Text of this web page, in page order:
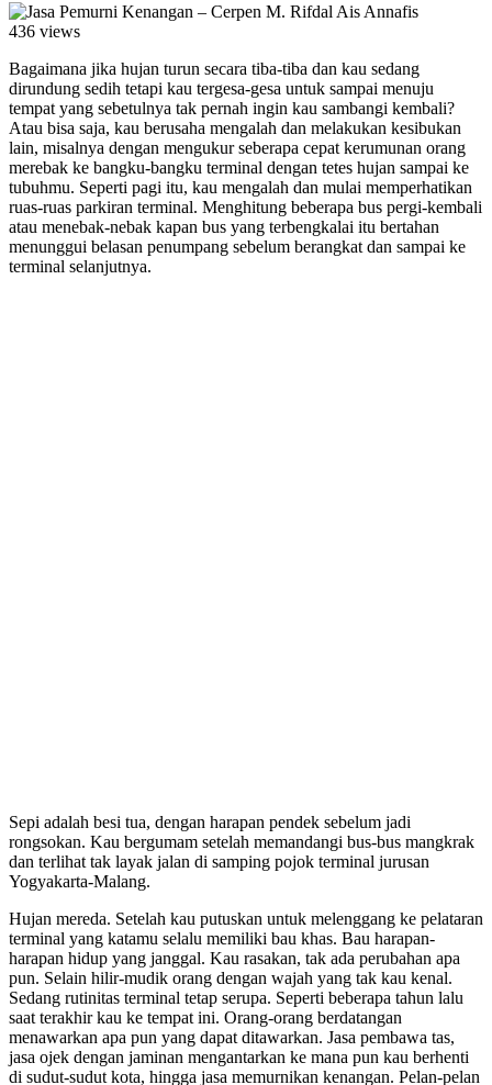
436 views
Bagaimana jika hujan turun secara tiba-tiba dan kau sedang
dirundung sedih tetapi kau tergesa-gesa untuk sampai menuju
tempat yang sebetulnya tak pernah ingin kau sambangi kembali?
Atau bisa saja, kau berusaha mengalah dan melakukan kesibukan
lain, misalnya dengan mengukur seberapa cepat kerumunan orang
merebak ke bangku-bangku terminal dengan tetes hujan sampai ke
tubuhmu. Seperti pagi itu, kau mengalah dan mulai memperhatikan
ruas-ruas parkiran terminal. Menghitung beberapa bus pergi-kembali
atau menebak-nebak kapan bus yang terbengkalai itu bertahan
menunggui belasan penumpang sebelum berangkat dan sampai ke
terminal selanjutnya.
Sepi adalah besi tua, dengan harapan pendek sebelum jadi
rongsokan. Kau bergumam setelah memandangi bus-bus mangkrak
dan terlihat tak layak jalan di samping pojok terminal jurusan
Yogyakarta-Malang.
Hujan mereda. Setelah kau putuskan untuk melenggang ke pelataran
terminal yang katamu selalu memiliki bau khas. Bau harapan-
harapan hidup yang janggal. Kau rasakan, tak ada perubahan apa
pun. Selain hilir-mudik orang dengan wajah yang tak kau kenal.
Sedang rutinitas terminal tetap serupa. Seperti beberapa tahun lalu
saat terakhir kau ke tempat ini. Orang-orang berdatangan
menawarkan apa pun yang dapat ditawarkan. Jasa pembawa tas,
jasa ojek dengan jaminan mengantarkan ke mana pun kau berhenti
di sudut-sudut kota, hingga jasa memurnikan kenangan. Pelan-pelan